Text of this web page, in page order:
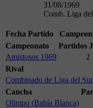
31/08/1969
Comb. Liga
Fecha Partido
Campeonato
Partidos
Amistosos 1969
2
Rival
Combinado de Liga del
Cancha
Olimpo (Bahía Blanca)